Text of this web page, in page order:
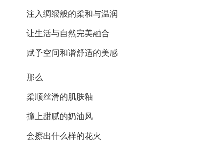
注入绸缎般的柔和与温润
让生活与自然完美融合
赋予空间和谐舒适的美感
那么
柔顺丝滑的肌肤釉
撞上甜腻的奶油风
会擦出什么样的花火